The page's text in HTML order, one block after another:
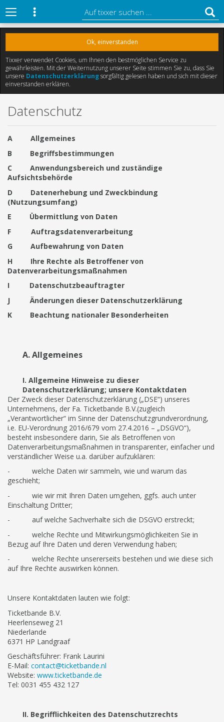
Ok, einverstanden
Tixxer verwendet Cookies, um Ihnen den bestmöglichen Service zu
gewährleisten. Mit der Weiternutzung unserer Seite stimmen Sie zu, dass Sie
unsere Datenschutzerklärungsorgfältig gelesen haben und sich mit dieser
einverstanden erklären.
Datenschutz
A Allgemeines
B Begriffsbestimmungen
C Anwendungsbereich und zuständige
Aufsichtsbehörde
D Datenerhebung und Zweckbindung
(Nutzungsumfang)
E Übermittlung von Daten
F Auftragsdatenverarbeitung
G Aufbewahrung von Daten
H Ihre Rechte als Betroffener von
Datenverarbeitungsmaßnahmen
I Datenschutzbeauftragter
J Änderungen dieser Datenschutzerklärung
K Beachtung nationaler Besonderheiten
A. Allgemeines
I. Allgemeine Hinweise zu dieser
Datenschutzerklärung; unsere Kontaktdaten
Der Zweck dieser Datenschutzerklärung („DSE“) unseres
Unternehmens, der Fa. Ticketbande B.V.(zugleich
„Verantwortlicher“ im Sinne der Datenschutzgrundverordnung,
i.e. EU-Verordnung 2016/679 vom 27.4.2016 – „DSGVO“),
besteht insbesondere darin, Sie als Betroffenen von
Datenverarbeitungsmaßnahmen in transparenter, einfacher und
verständlicher Weise u.a. darüber aufzuklären:
- welche Daten wir sammeln, wie und warum das
geschieht;
- wie wir mit Ihren Daten umgehen, ggfs. auch unter
Einschaltung Dritter;
- auf welche Sachverhalte sich die DSGVO erstreckt;
- welche Rechte und Mitwirkungsmöglichkeiten Sie in
Bezug auf Ihre Daten und deren Verwendung haben;
- welche Rechte unsererseits bestehen und wie diese sich
auf Ihre Rechte auswirken können.
Unsere Kontaktdaten lauten wie folgt:
Ticketbande B.V.
Heerlenseweg 21
Niederlande
6371 HP Landgraaf
Geschäftsführer: Frank Laurini
E-Mail: contact@ticketbande.nl
Website: www.ticketbande.de
Tel: 0031 455 432 127
II. Begrifflichkeiten des Datenschutzrechts